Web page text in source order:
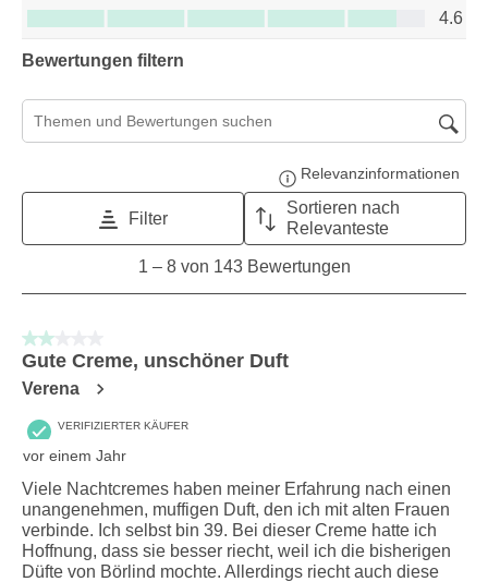
Wert des Produkts, 4.6 von 5
4.6
Bewertungen filtern
Suchthemen und Bewertungen Suchregion
Relevanzinformationen
Filter
Sortieren nach
Relevanteste
von
143
Bewertungen.
1 – 8 von 143 Bewertungen
2 von 5 Sternen.
Gute Creme, unschöner Duft
Verena
VERIFIZIERTER KÄUFER
vor einem Jahr
Viele Nachtcremes haben meiner Erfahrung nach einen
unangenehmen, muffigen Duft, den ich mit alten Frauen
verbinde. Ich selbst bin 39. Bei dieser Creme hatte ich
Hoffnung, dass sie besser riecht, weil ich die bisherigen
Düfte von Börlind mochte. Allerdings riecht auch diese